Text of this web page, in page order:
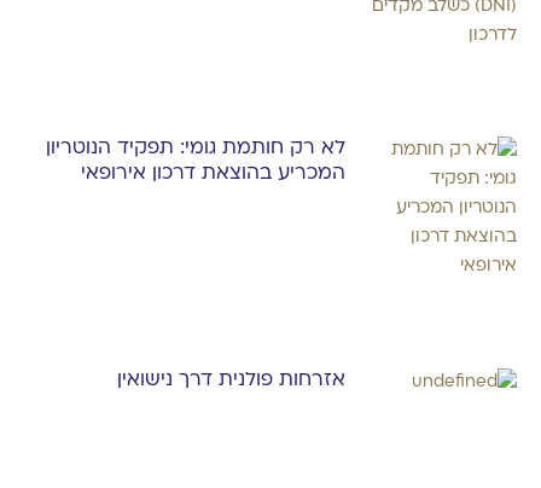
לא רק חותמת גומי: תפקיד הנוטריון
המכריע בהוצאת דרכון אירופאי
אזרחות פולנית דרך נישואין